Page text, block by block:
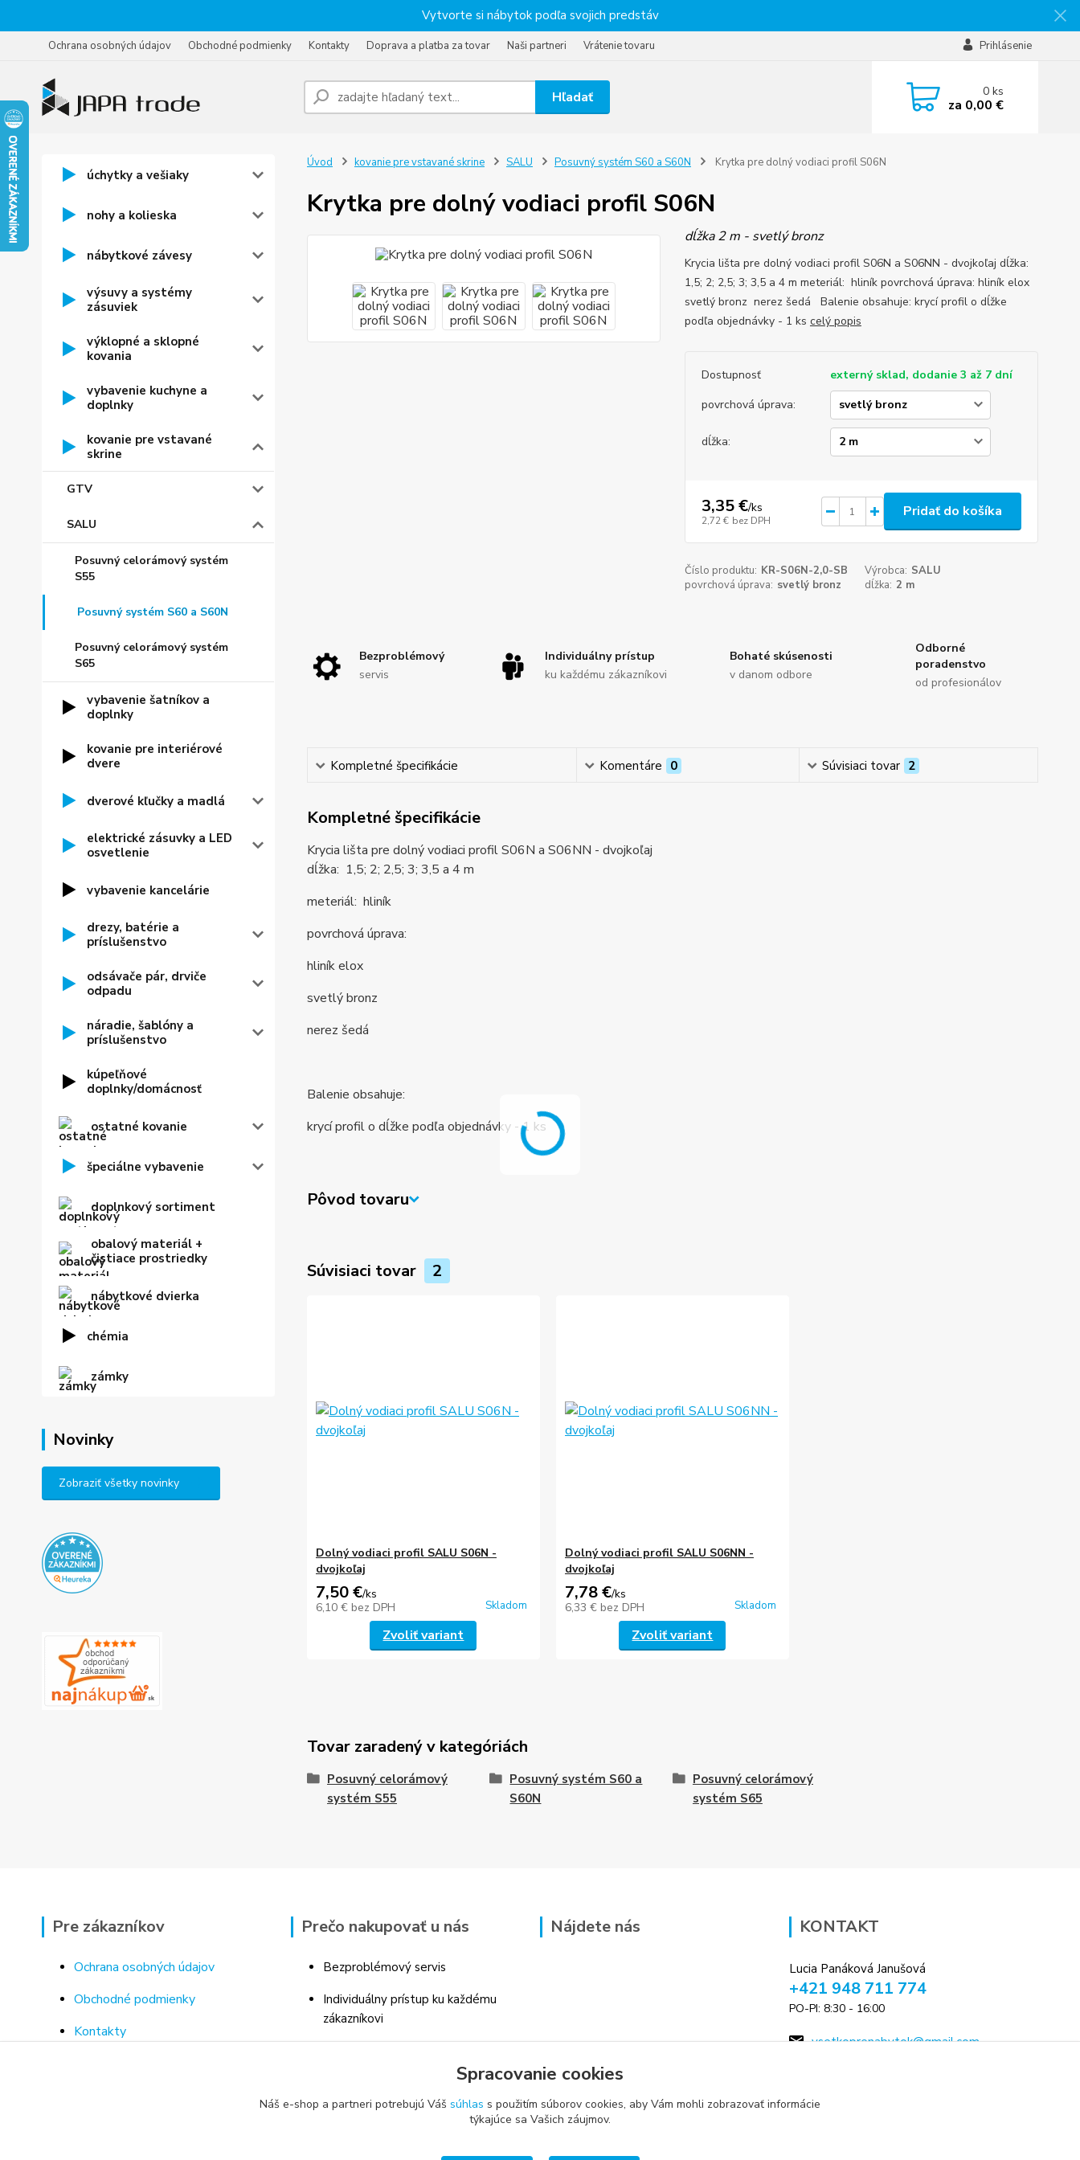
Vytvorte si nábytok podľa svojich predstáv
Ochrana osobných údajov Obchodné podmienky Kontakty Doprava a platba za tovar Naši partneri Vrátenie tovaru Prihlásenie
Hľadať 0ks
za 0,00 €
úchytky a vešiaky
nohy a kolieska
nábytkové závesy
výsuvy a systémy
zásuviek
výklopné a sklopné
kovania
vybavenie kuchyne a
doplnky
kovanie pre vstavané
skrine
GTV
SALU
Posuvný celorámový systém
S55
Posuvný systém S60 a S60N
Posuvný celorámový systém
S65
vybavenie šatníkov a
doplnky
kovanie pre interiérové
dvere
dverové kľučky a madlá
elektrické zásuvky a LED
osvetlenie
vybavenie kancelárie
drezy, batérie a
príslušenstvo
odsávače pár, drviče
odpadu
náradie, šablóny a
príslušenstvo
kúpeľňové
doplnky/domácnosť
ostatné kovanie
špeciálne vybavenie
doplnkový sortiment
obalový materiál +
čistiace prostriedky
nábytkové dvierka
chémia
zámky
Novinky
Zobraziť všetky novinky
Úvod kovanie pre vstavané skrine SALU Posuvný systém S60 a S60N Krytka pre dolný vodiaci profil S06N
Krytka pre dolný vodiaci profil S06N
dĺžka 2 m - svetlý bronz
Krycia lišta pre dolný vodiaci profil S06N a S06NN - dvojkoľaj dĺžka:
1,5; 2; 2,5; 3; 3,5 a 4 m meteriál: hliník povrchová úprava: hliník elox
svetlý bronz nerez šedá Balenie obsahuje: krycí profil o dĺžke
podľa objednávky - 1 ks celý popis
Dostupnosť
externý sklad, dodanie 3 až 7 dní
povrchová úprava:
dĺžka:
3,35 €/ks
2,72 € bez DPH
Pridať do košíka
Číslo produktu: KR-S06N-2,0-SB Výrobca: SALU
povrchová úprava: svetlý bronz dĺžka: 2 m
Bezproblémový
servis
Individuálny prístup
ku každému zákazníkovi
Bohaté skúsenosti
v danom odbore
Odborné
poradenstvo
od profesionálov
Kompletné špecifikácie Komentáre 0 Súvisiaci tovar 2
Kompletné špecifikácie
Krycia lišta pre dolný vodiaci profil S06N a S06NN - dvojkoľaj
dĺžka: 1,5; 2; 2,5; 3; 3,5 a 4 m
meteriál: hliník
povrchová úprava:
hliník elox
svetlý bronz
nerez šedá
Balenie obsahuje:
krycí profil o dĺžke podľa objednávky - 1 ks
Pôvod tovaru
Súvisiaci tovar 2
Dolný vodiaci profil SALU S06N -
dvojkoľaj
7,50 €/ks
6,10 € bez DPH Skladom
Zvoliť variant
Dolný vodiaci profil SALU S06NN -
dvojkoľaj
7,78 €/ks
6,33 € bez DPH Skladom
Zvoliť variant
Tovar zaradený v kategóriách
Posuvný celorámový
systém S55
Posuvný systém S60 a
S60N
Posuvný celorámový
systém S65
Pre zákazníkov
Ochrana osobných údajov
Obchodné podmienky
Kontakty
Prečo nakupovať u nás
Bezproblémový servis
Individuálny prístup ku každému
zákazníkovi
poradenstvo
Nájdete nás KONTAKT
Lucia Panáková Janušová
+421 948 711 774
PO-PI: 8:30 - 16:00
vsetkoprenabytok@gmail.com
Spracovanie cookies
Náš e-shop a partneri potrebujú Váš súhlas s použitím súborov cookies, aby Vám mohli zobrazovať informácie
týkajúce sa Vašich záujmov.